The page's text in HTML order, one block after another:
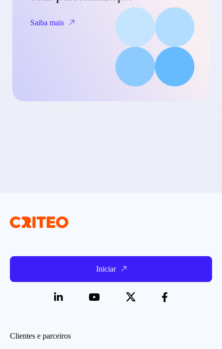
Saiba mais
Iniciar
Clientes e parceiros